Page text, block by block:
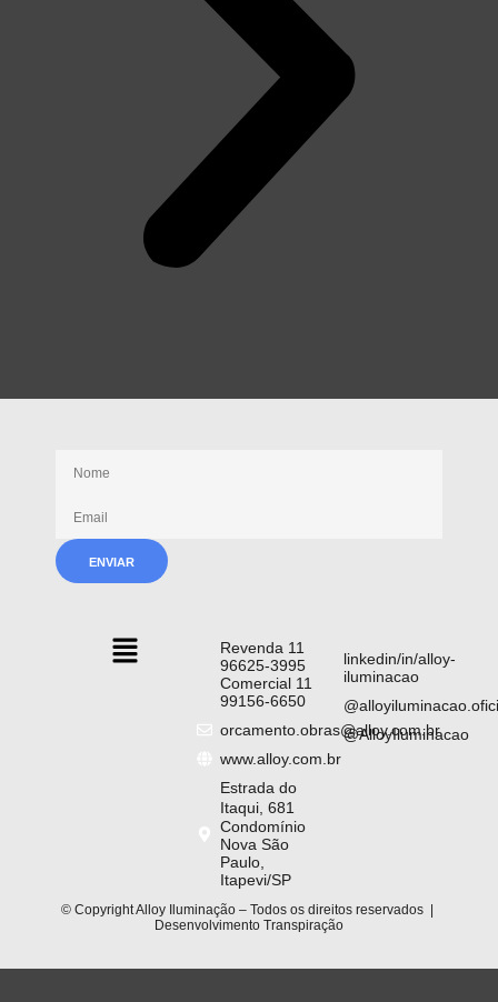
Revenda 11
96625-3995
Comercial 11
99156-6650
orcamento.obras@alloy.com.br
www.alloy.com.br
Estrada do
Itaqui, 681
Condomínio
Nova São
Paulo,
Itapevi/SP
linkedin/in/alloy-
iluminacao
@AlloyIluminacao
© Copyright Alloy Iluminação – Todos os direitos reservados |
Desenvolvimento Transpiração